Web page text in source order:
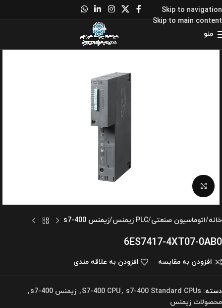
Skip to navigation
Skip to main content
منو
برای بزرگنمایی کلیک کنید
خانه اتوماسیون صنعتی PLC زیمنس زیمنس s7-400
6ES7417-4XT07-0AB0
افزودن به مقایسه افزودن به علاقه مندی
دسته: S7-400 CPU, s7-400 Standard CPUs
, زیمنس s7-400
,
محصولات زیمنس